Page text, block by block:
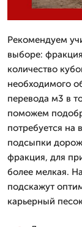
Рекомендуем
выборе:
количество
необходимого
перевода м3 в
поможем
потребуется на
подсыпки
фракция, для
более мелкая.
подскажут
карьерный